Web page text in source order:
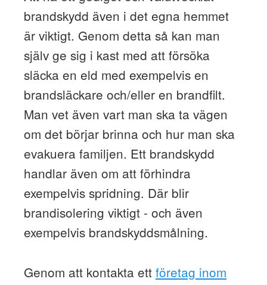
brandskydd även i det egna hemmet
är viktigt. Genom detta så kan man
själv ge sig i kast med att försöka
släcka en eld med exempelvis en
brandsläckare och/eller en brandfilt.
Man vet även vart man ska ta vägen
om det börjar brinna och hur man ska
evakuera familjen. Ett brandskydd
handlar även om att förhindra
exempelvis spridning. Där blir
brandisolering viktigt - och även
exempelvis brandskyddsmålning.
Genom att kontakta ett företag inom